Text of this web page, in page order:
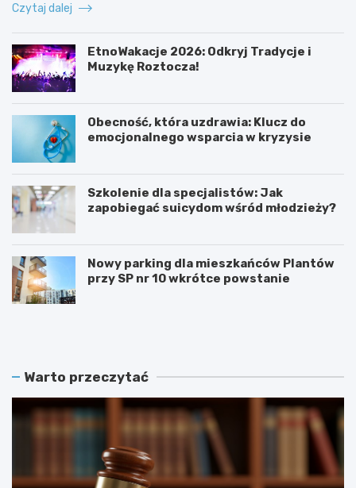
Czytaj dalej
EtnoWakacje 2026: Odkryj Tradycje i
Muzykę Roztocza!
Obecność, która uzdrawia: Klucz do
emocjonalnego wsparcia w kryzysie
Szkolenie dla specjalistów: Jak
zapobiegać suicydom wśród młodzieży?
Nowy parking dla mieszkańców Plantów
przy SP nr 10 wkrótce powstanie
Z
ć
u
E
a
0
Warto przeczytać